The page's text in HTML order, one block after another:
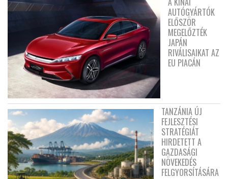
AUTÓGYÁRTÓK
ELŐSZÖR
MEGELŐZTÉK
JAPÁN
RIVÁLISAIKAT AZ
EU PIACÁN
TANZÁNIA ÚJ
FEJLESZTÉSI
STRATÉGIÁT
HIRDETETT A
GAZDASÁGI
NÖVEKEDÉS
FELGYORSÍTÁSÁRA